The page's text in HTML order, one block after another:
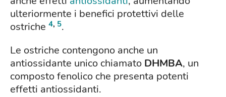
ulteriormente i benefici protettivi delle
ostriche 4, 5.
Le ostriche contengono anche un
antiossidante unico chiamato DHMBA, un
composto fenolico che presenta potenti
effetti antiossidanti.